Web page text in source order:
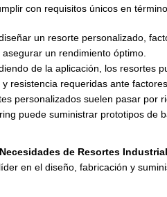
con requisitos únicos en
un resorte personalizado,
un rendimiento óptimo.
de la aplicación, los resortes
resistencia requeridas ante
personalizados suelen pasar por
puede suministrar prototipos de
de Resortes
en el diseño, fabricación y